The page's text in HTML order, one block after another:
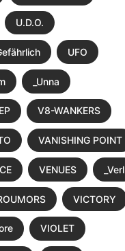
U.D.O.
UFO
_Unna
V8-WANKERS
VANISHING POINT
VENUES _Verl
VICTORY
VIOLET